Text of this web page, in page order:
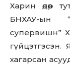
Харин өдөр
БНХАУ-ын
супервишн”
хагарсан